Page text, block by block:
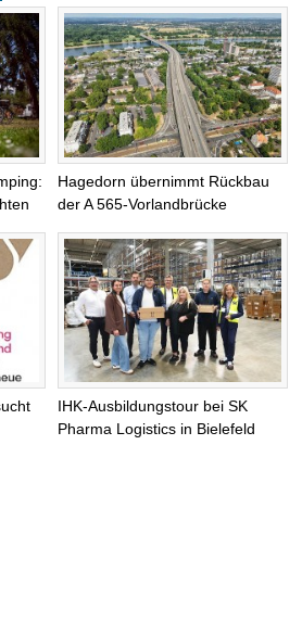
Hagedorn übernimmt Rückbau
der A 565-Vorlandbrücke
IHK-Ausbildungstour bei SK
Pharma Logistics in Bielefeld